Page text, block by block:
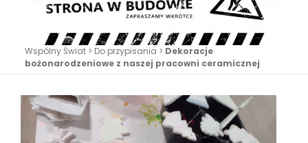
Wspólny Świat > Do przypisania > Dekoracje
bożonarodzeniowe z naszej pracowni ceramicznej